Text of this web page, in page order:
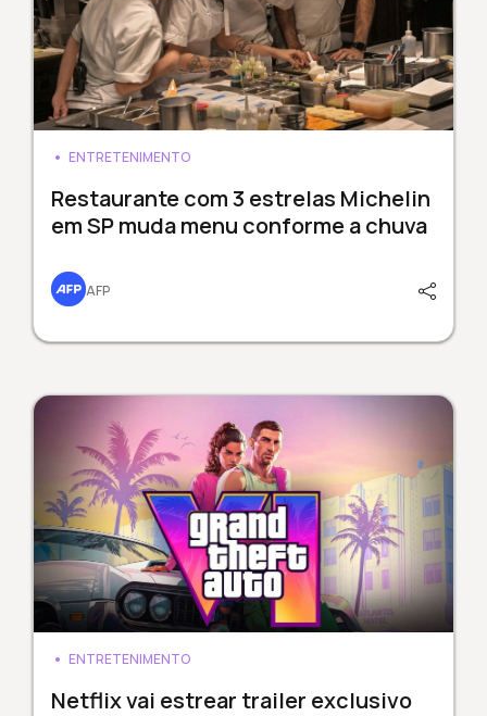
ENTRETENIMENTO
Restaurante com 3 estrelas Michelin
em SP muda menu conforme a chuva
AFP
ENTRETENIMENTO
Netflix vai estrear trailer exclusivo